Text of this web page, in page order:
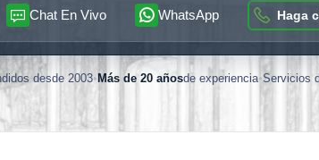
Chat En Vivo WhatsApp Haga
desde 2003• Más de 20 añosde experiencia•Servicios